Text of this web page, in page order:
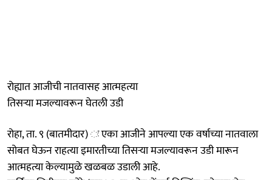
रोह्यात आजीची नातवासह आत्महत्या
तिसऱ्या मजल्यावरून घेतली उडी
रोहा, ता. ९ (बातमीदार) ः एका आजीने आपल्या एक वर्षाच्या नातवाला
सोबत घेऊन राहत्या इमारतीच्या तिसऱ्या मजल्यावरून उडी मारून
आत्महत्या केल्यामुळे खळबळ उडाली आहे.